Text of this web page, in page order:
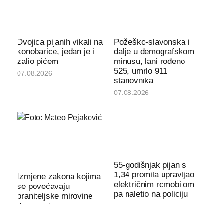
Dvojica pijanih vikali na
konobarice, jedan je i
zalio pićem
07.08.2026
Požeško-slavonska i
dalje u demografskom
minusu, lani rođeno
525, umrlo 911
stanovnika
07.08.2026
Izmjene zakona kojima
se povećavaju
braniteljske mirovine
55-godišnjak pijan s
1,34 promila upravljao
električnim romobilom
pa naletio na policiju